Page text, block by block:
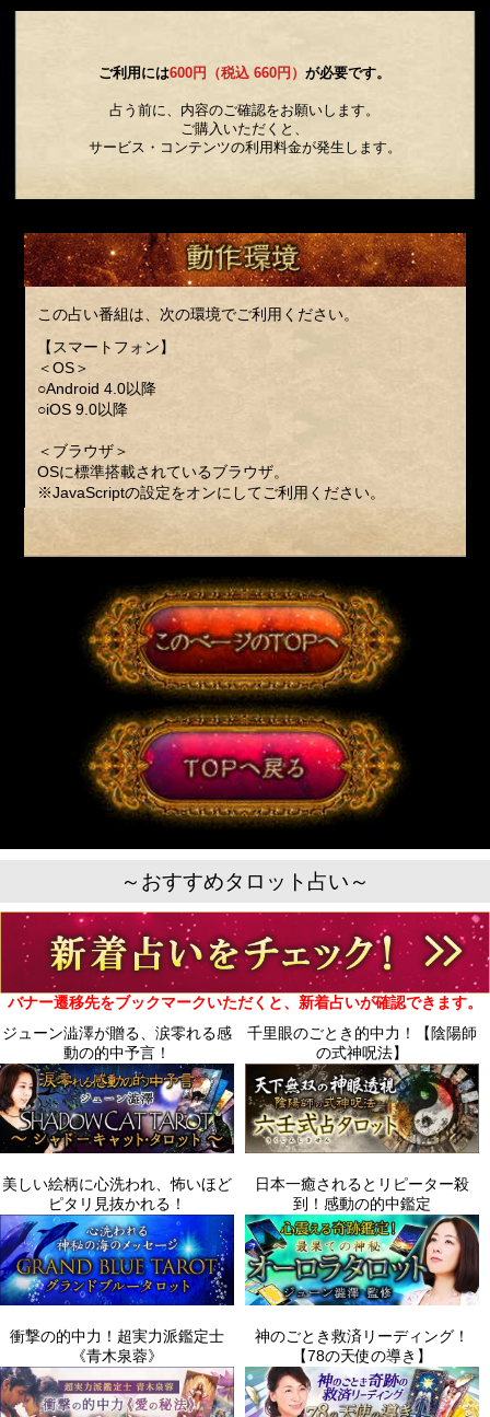
ご利用には600円（税込 660円）が必要です。
占う前に、内容のご確認をお願いします。
ご購入いただくと、
サービス・コンテンツの利用料金が発生します。
この占い番組は、次の環境でご利用ください。
【スマートフォン】
＜OS＞
○Android 4.0以降
○iOS 9.0以降
＜ブラウザ＞
OSに標準搭載されているブラウザ。
※JavaScriptの設定をオンにしてご利用ください。